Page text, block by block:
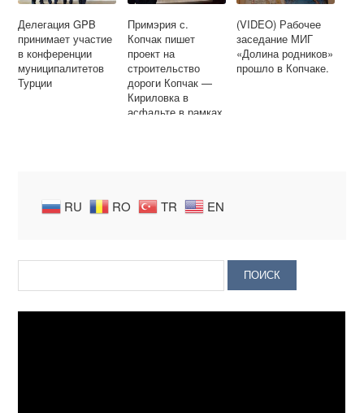
Делегация GPB
принимает участие
в конференции
муниципалитетов
Турции
Примэрия с.
Копчак пишет
проект на
строительство
дороги Копчак —
Кириловка в
асфальте в рамках
(VIDEO) Рабочее
заседание МИГ
«Долина родников»
прошло в Копчаке.
RU RO TR EN